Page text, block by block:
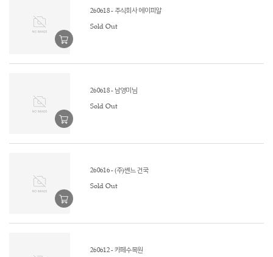
260618 - 주식회사 에이피알
Sold Out
260618 - 남영미님
Sold Out
260616 - (주)쎈느 건국
Sold Out
260612 - 카페수목원